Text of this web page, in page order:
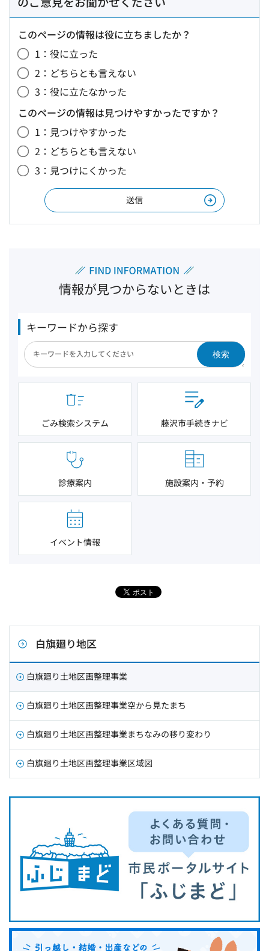
このページの情報は役に立ちましたか？
1：役に立った
2：どちらとも言えない
3：役に立たなかった
このページの情報は見つけやすかったですか？
1：見つけやすかった
2：どちらとも言えない
3：見つけにくかった
情報が見つからないときは
キーワードから探す
検索
ごみ検索システム 藤沢市手続きナビ
診療案内 施設案内・予約
イベント情報
白旗廻り地区
白旗廻り土地区画整理事業
白旗廻り土地区画整理事業空から見たまち
白旗廻り土地区画整理事業まちなみの移り変わり
白旗廻り土地区画整理事業区域図